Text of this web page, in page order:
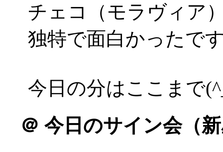
チェコ（モラヴィア
独特で面白かったで
今日の分はここまで
＠ 今日のサイン会（